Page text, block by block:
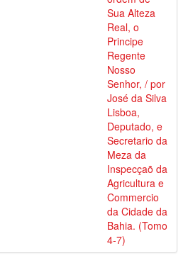
Sua Alteza
Real, o
Principe
Regente
Nosso
Senhor, / por
José da Silva
Lisboa,
Deputado, e
Secretario da
Meza da
Inspecçaõ da
Agricultura e
Commercio
da Cidade da
Bahia. (Tomo
4-7)